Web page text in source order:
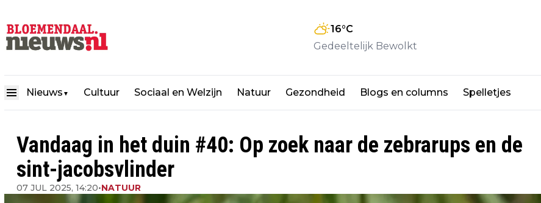
16°C
Gedeeltelijk Bewolkt
Nieuws ▼ Cultuur Sociaal en Welzijn Natuur Gezondheid Blogs en columns Spelletjes
Vandaag in het duin #40: Op zoek naar de zebrarups en de
sint-jacobsvlinder
07 JUL 2025, 14:20•NATUUR